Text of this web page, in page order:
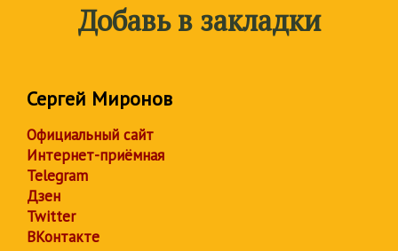
Добавь в закладки
Сергей Миронов
Официальный сайт
Интернет-приёмная
Telegram
Дзен
Twitter
ВКонтакте